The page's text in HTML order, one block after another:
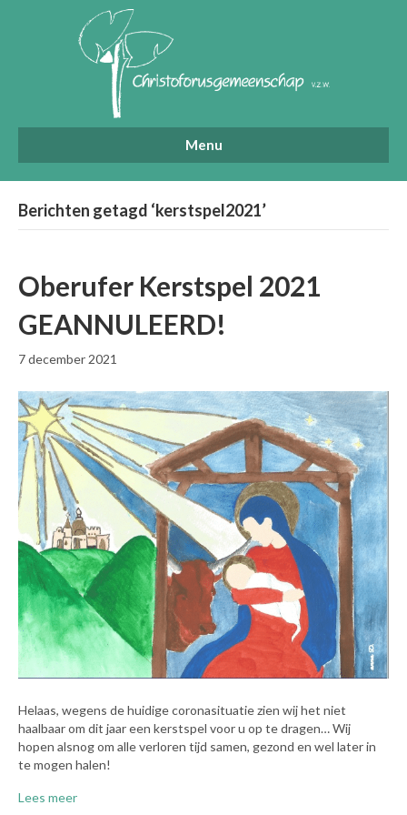
Menu
Berichten getagd ‘kerstspel2021’
Oberufer Kerstspel 2021
GEANNULEERD!
7 december 2021
Helaas, wegens de huidige coronasituatie zien wij het niet
haalbaar om dit jaar een kerstspel voor u op te dragen… Wij
hopen alsnog om alle verloren tijd samen, gezond en wel later in
te mogen halen!
Lees meer